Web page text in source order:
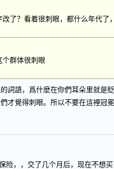
改了？看着很刺眼，都什么年代了
个群体很刺眼
詞語，爲什麽在你們耳朵里就是
才覺得刺眼。所以不要在這裡冠
险，，交了几个月后，现在不想